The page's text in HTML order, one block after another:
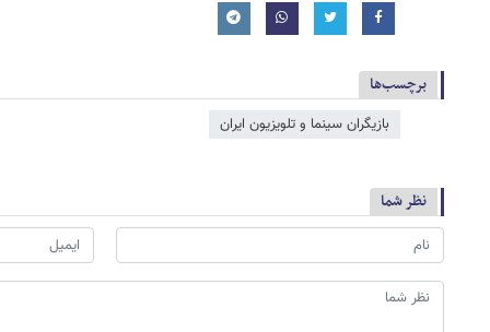
برچسب‌ها
بازیگران سینما و تلویزیون ایران
نظر شما